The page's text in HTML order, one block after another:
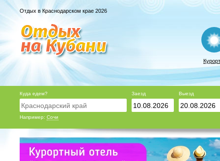
Отдых в Краснодарском крае 2026
Куда едем?
Например: Сочи
Заезд Выезд